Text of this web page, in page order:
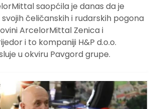
saopćila je danas da je
čeličanskih i rudarskih pogona
ArcelorMittal Zenica i
i to kompaniji H&P d.o.o.
u okviru Pavgord grupe.